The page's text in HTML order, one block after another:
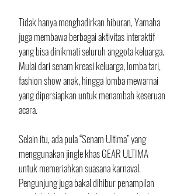
Tidak hanya menghadirkan hiburan, Yamaha
juga membawa berbagai aktivitas interaktif
yang bisa dinikmati seluruh anggota keluarga.
Mulai dari senam kreasi keluarga, lomba tari,
fashion show anak, hingga lomba mewarnai
yang dipersiapkan untuk menambah keseruan
acara.
Selain itu, ada pula “Senam Ultima” yang
menggunakan jingle khas GEAR ULTIMA
untuk memeriahkan suasana karnaval.
Pengunjung juga bakal dihibur penampilan